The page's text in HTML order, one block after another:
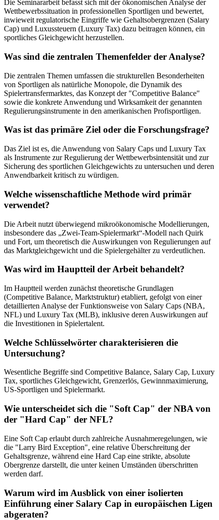
Die Seminararbeit befasst sich mit der ökonomischen Analyse der
Wettbewerbssituation in professionellen Sportligen und bewertet,
inwieweit regulatorische Eingriffe wie Gehaltsobergrenzen (Salary
Cap) und Luxussteuern (Luxury Tax) dazu beitragen können, ein
sportliches Gleichgewicht herzustellen.
Was sind die zentralen Themenfelder der Analyse?
Die zentralen Themen umfassen die strukturellen Besonderheiten
von Sportligen als natürliche Monopole, die Dynamik des
Spielertransfermarktes, das Konzept der "Competitive Balance"
sowie die konkrete Anwendung und Wirksamkeit der genannten
Regulierungsinstrumente in den amerikanischen Profisportligen.
Was ist das primäre Ziel oder die Forschungsfrage?
Das Ziel ist es, die Anwendung von Salary Caps und Luxury Tax
als Instrumente zur Regulierung der Wettbewerbsintensität und zur
Sicherung des sportlichen Gleichgewichts zu untersuchen und deren
Anwendbarkeit kritisch zu würdigen.
Welche wissenschaftliche Methode wird primär
verwendet?
Die Arbeit nutzt überwiegend mikroökonomische Modellierungen,
insbesondere das „Zwei-Team-Spielermarkt“-Modell nach Quirk
und Fort, um theoretisch die Auswirkungen von Regulierungen auf
das Marktgleichgewicht und die Spielergehälter zu verdeutlichen.
Was wird im Hauptteil der Arbeit behandelt?
Im Hauptteil werden zunächst theoretische Grundlagen
(Competitive Balance, Marktstruktur) etabliert, gefolgt von einer
detaillierten Analyse der Funktionsweise von Salary Caps (NBA,
NFL) und Luxury Tax (MLB), inklusive deren Auswirkungen auf
die Investitionen in Spielertalent.
Welche Schlüsselwörter charakterisieren die
Untersuchung?
Wesentliche Begriffe sind Competitive Balance, Salary Cap, Luxury
Tax, sportliches Gleichgewicht, Grenzerlös, Gewinnmaximierung,
US-Sportligen und Spielermarkt.
Wie unterscheidet sich die "Soft Cap" der NBA von
der "Hard Cap" der NFL?
Eine Soft Cap erlaubt durch zahlreiche Ausnahmeregelungen, wie
die "Larry Bird Exception", eine relative Überschreitung der
Gehaltsgrenze, während eine Hard Cap eine strikte, absolute
Obergrenze darstellt, die unter keinen Umständen überschritten
werden darf.
Warum wird im Ausblick von einer isolierten
Einführung einer Salary Cap in europäischen Ligen
abgeraten?